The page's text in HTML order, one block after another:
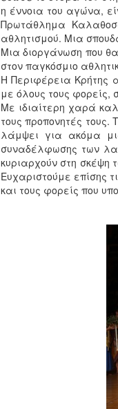
η έννοια του αγώνα,
Πρωτάθλημα
αθλητισμού. Μια
Μια διοργάνωση που
στον παγκόσμιο
Η Περιφέρεια Κρήτης
με όλους τους φορείς,
Με ιδιαίτερη χαρά
τους προπονητές
λάμψει για ακόμα
συναδέλφωσης των
κυριαρχούν στη
Ευχαριστούμε επίσης
και τους φορείς που